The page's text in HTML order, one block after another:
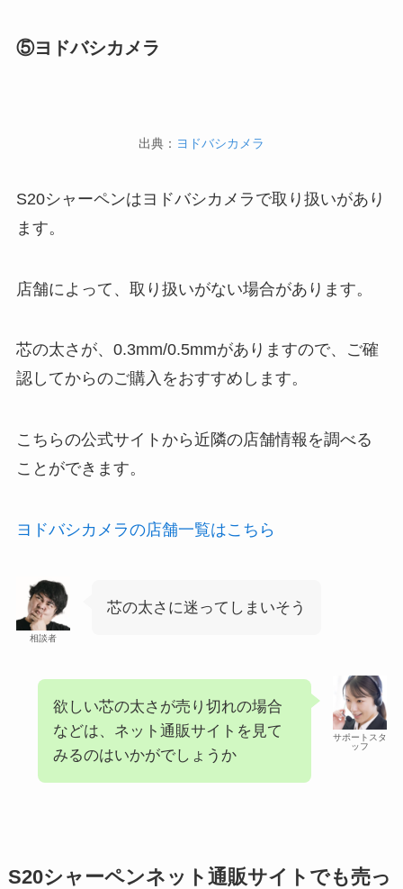
⑤ヨドバシカメラ
出典： ヨドバシカメラ
S20シャーペンはヨドバシカメラで取り扱いがあり
ます。
店舗によって、取り扱いがない場合があります。
芯の太さが、0.3mm/0.5mmがありますので、ご確
認してからのご購入をおすすめします。
こちらの公式サイトから近隣の店舗情報を調べる
ことができます。
ヨドバシカメラの店舗一覧はこちら
相談者
芯の太さに迷ってしまいそう
サポートスタ
ッフ
欲しい芯の太さが売り切れの場合
などは、ネット通販サイトを見て
みるのはいかがでしょうか
S20シャーペンネット通販サイトでも売っ